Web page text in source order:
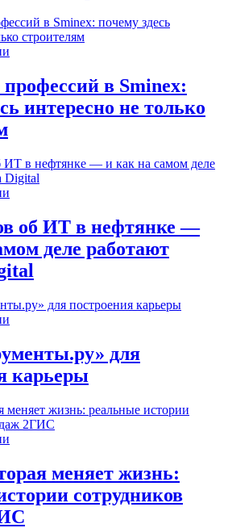
в Sminex:
интересно не только
об ИТ в нефтянке —
деле работают
для
карьеры
меняет жизнь:
сотрудников